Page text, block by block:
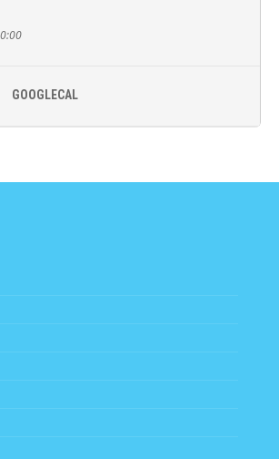
i WAKESHOP.cz který vybavil školu profi
od LIQUID FORCE a to deskami
wakeboardu 118cm. Vše je možné si
jízdě.
GOOGLECAL